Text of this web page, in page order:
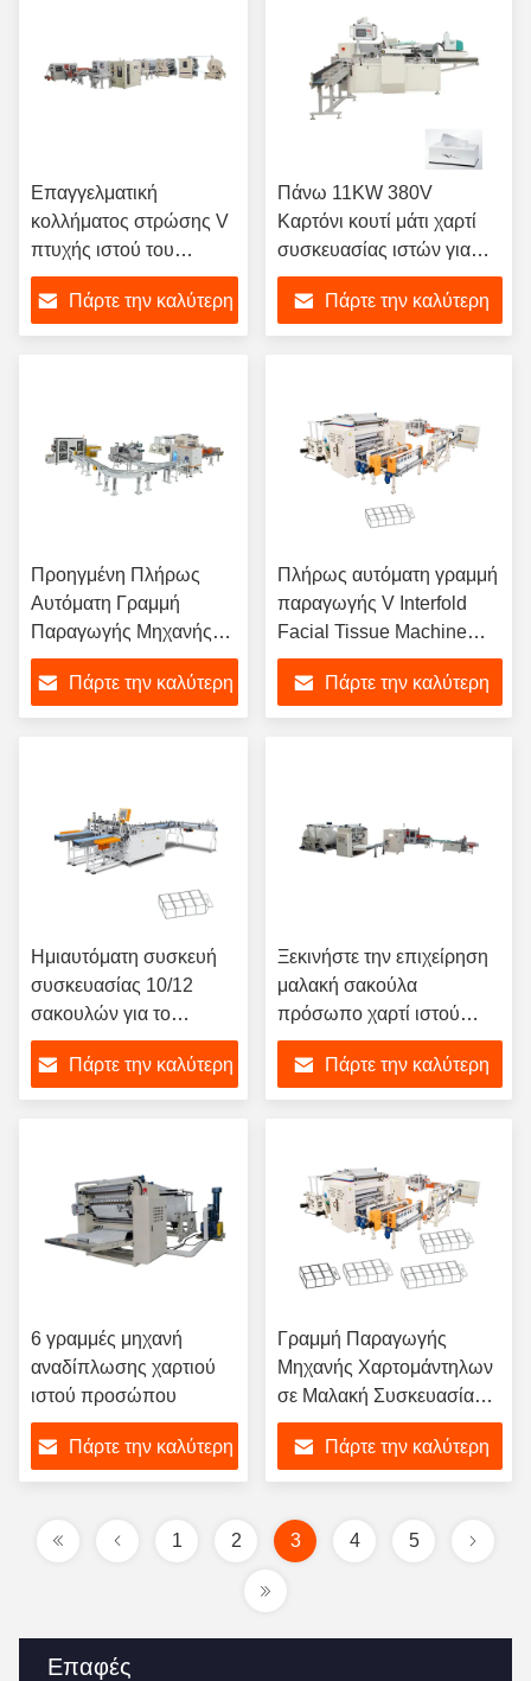
Επαφές
Επαγγελματική
κολλήματος στρώσης V
πτυχής ιστού του
προσώπου και δέσμη
χειρός χαρτί πετσέτας
κατασκευής μηχανή
Πάρτε την καλύτερη
Πάνω 11KW 380V
Καρτόνι κουτί μάτι χαρτί
συσκευασίας ιστών για
επιχειρήσεις
Πάρτε την καλύτερη
Προηγμένη Πλήρως
Αυτόματη Γραμμή
Παραγωγής Μηχανής
Κατασκευής
Χαρτοκιβωτίων,
Πλαστικών Σακουλών,
Πάρτε την καλύτερη
Πλήρως αυτόματη γραμμή
παραγωγής V Interfold
Facial Tissue Machine
από την πτυχή της πτυχής
μέχρι την συσκευασία
Πάρτε την καλύτερη
Ημιαυτόματη συσκευή
συσκευασίας 10/12
σακουλών για το
πρόσωπο
Πάρτε την καλύτερη
Ξεκινήστε την επιχείρηση
μαλακή σακούλα
πρόσωπο χαρτί ιστού
κατασκευής μηχανή
γραμμή παραγωγής
Πάρτε την καλύτερη
6 γραμμές μηχανή
αναδίπλωσης χαρτιού
ιστού προσώπου
Πάρτε την καλύτερη
Γραμμή Παραγωγής
Μηχανής Χαρτομάντηλων
σε Μαλακή Συσκευασία
1/2 Διπλωμένο, Σύστημα
Συσκευασίας Αυτόματης
Μεταφοράς Υψηλής
Πάρτε την καλύτερη
1 2 3 4 5